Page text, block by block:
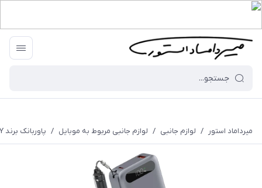
میرداماد استور / لوازم جانبی / لوازم جانبی مربوط به موبایل / پاوربانک برند QCY مدل PB10D - ظرفیت 10000 میلی آمپر - 22.5 وات